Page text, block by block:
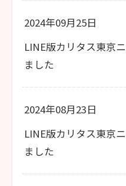
2024年09月25日
LINE版カリタス東京
ました
2024年08月23日
LINE版カリタス東京
ました